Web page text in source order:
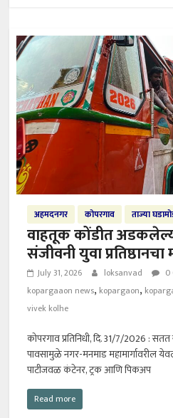
अहमदनगर कोपरगाव ताज्या
वाहतूक कोंडीत
संजीवनी युवा
July 31, 2026 loksanvad 0
kopargaaon news, kopargaon,
vivek kolhe
कोपरगाव प्रतिनिधी, दि. 31/7/2026 :
पावसामुळे नगर-मनमाड महामार्गावरील
पाटीजवळ कंटेनर, ट्रक आणि पिकअप
Read more